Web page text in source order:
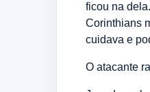
ficou na
Corinthians
cuidava e
O atacante